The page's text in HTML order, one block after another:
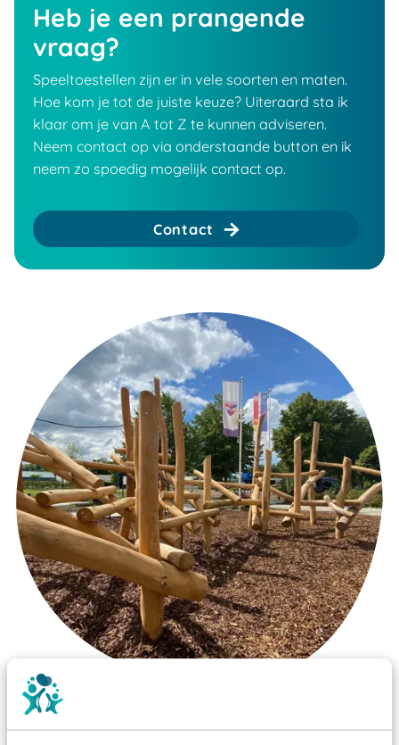
Heb je een prangende
vraag?
Speeltoestellen zijn er in vele soorten en maten.
Hoe kom je tot de juiste keuze? Uiteraard sta ik
klaar om je van A tot Z te kunnen adviseren.
Neem contact op via onderstaande button en ik
neem zo spoedig mogelijk contact op.
Contact
Wist je dat: